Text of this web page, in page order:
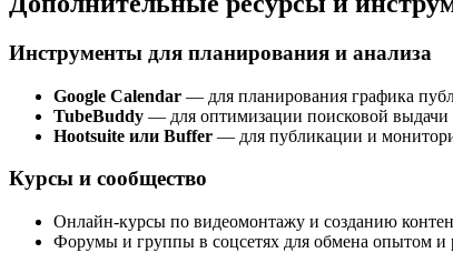
Инструменты для планирования и анализа
Google Calendar — для планирования графика
TubeBuddy — для оптимизации поисковой выдачи
Hootsuite или Buffer — для публикации и
Курсы и сообщество
Онлайн-курсы по видеомонтажу и созданию
Форумы и группы в соцсетях для обмена опытом и